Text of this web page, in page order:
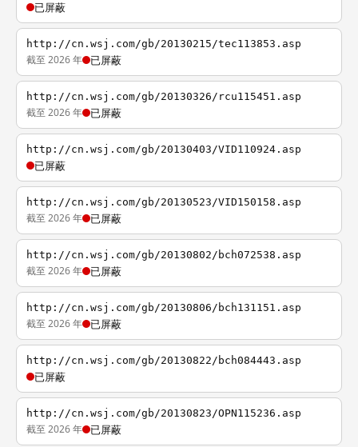
已屏蔽
http://cn.wsj.com/gb/20130215/tec113853.asp
截至 2026 年 已屏蔽
http://cn.wsj.com/gb/20130326/rcu115451.asp
截至 2026 年 已屏蔽
http://cn.wsj.com/gb/20130403/VID110924.asp
已屏蔽
http://cn.wsj.com/gb/20130523/VID150158.asp
截至 2026 年 已屏蔽
http://cn.wsj.com/gb/20130802/bch072538.asp
截至 2026 年 已屏蔽
http://cn.wsj.com/gb/20130806/bch131151.asp
截至 2026 年 已屏蔽
http://cn.wsj.com/gb/20130822/bch084443.asp
已屏蔽
http://cn.wsj.com/gb/20130823/OPN115236.asp
截至 2026 年 已屏蔽